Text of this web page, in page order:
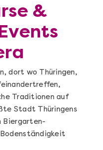
&
dort wo Thüringen,
Traditionen auf
Stadt Thüringens
Biergarten-